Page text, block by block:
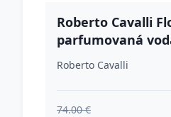
Roberto Cavalli
parfumovaná
ml
Roberto Cavalli
74.00 €